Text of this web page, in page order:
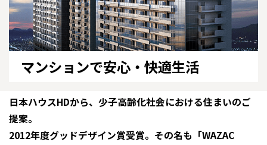
高耐久住宅
高断熱・高気密の家
感謝訪問・長期保証
檜と日本人
1000年を超えて生きる檜
檜の住まいデザイン
理想の木材「檜」
注文住宅 トップ
グレートステージ
施工事例
平屋の家
施工事例
リフォーム
リフォームメニュー
資産活用 トップ
買取サービス
マンションで安心・快適生活
日本ハウスHDから、少子高齢化社会における住まいのご
提案。
2012年度グッドデザイン賞受賞。その名も「WAZAC